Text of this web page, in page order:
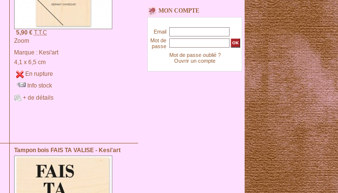
5,90 € T.T.C
Zoom
Marque : Kesi'art
4,1 x 6,5 cm
En rupture
Info stock
+ de détails
Tampon bois FAIS TA VALISE - Kesi'art
MON COMPTE
Email
Mot de
passe
Mot de passe oublié ?
Ouvrir un compte